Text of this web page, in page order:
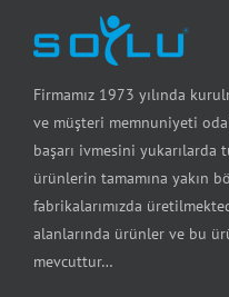
Firmamız 1973 yılında
ve müşteri memnuniyeti
başarı ivmesini
ürünlerin tamamına yakın
fabrikalarımızda
alanlarında ürünler ve bu
mevcuttur…